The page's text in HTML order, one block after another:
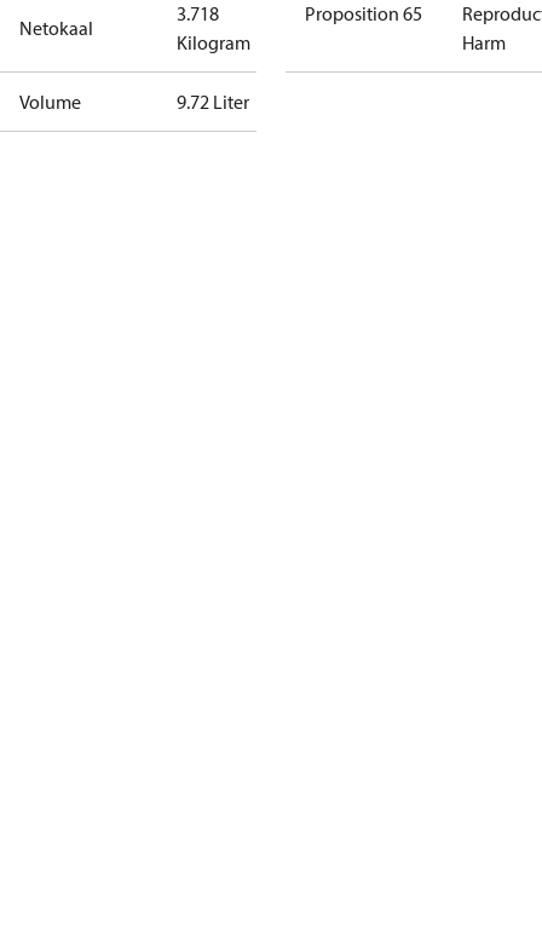
Netokaal
3.718
Kilogram
Volume 9.72 Liter
Proposition 65
Harm